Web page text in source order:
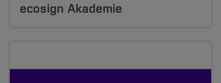
ecosign Akademie